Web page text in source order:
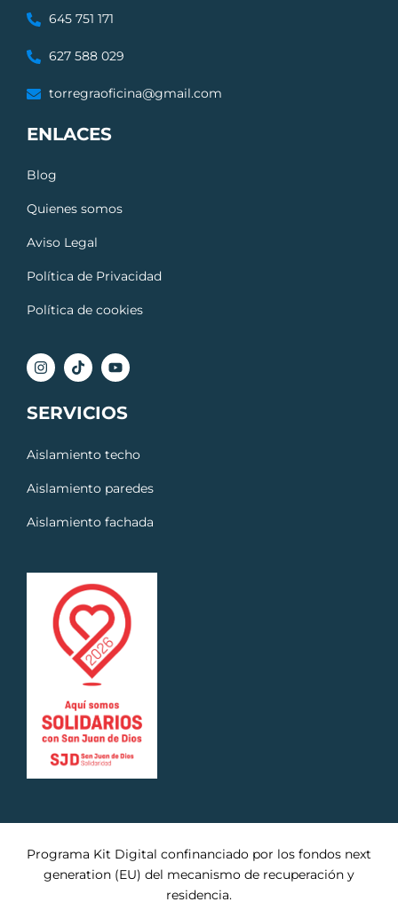
645 751 171
627 588 029
torregraoficina@gmail.com
ENLACES
Blog
Quienes somos
Aviso Legal
Política de Privacidad
Política de cookies
SERVICIOS
Aislamiento techo
Aislamiento paredes
Aislamiento fachada
Programa Kit Digital confinanciado por los fondos next
generation (EU) del mecanismo de recuperación y
residencia.